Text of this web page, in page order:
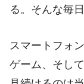
る。そんな毎
スマートフォ
ゲーム、そし